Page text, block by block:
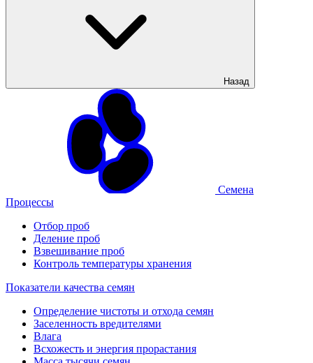
Назад
Семена
Процессы
Отбор проб
Деление проб
Взвешивание проб
Контроль температуры хранения
Показатели качества семян
Определение чистоты и отхода семян
Заселенность вредителями
Влага
Всхожесть и энергия прорастания